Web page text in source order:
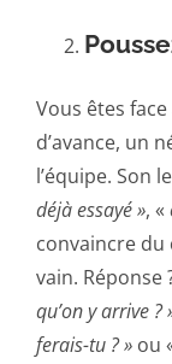
Vous êtes
d’avance, un
l’équipe. Son
déjà essayé », «
convaincre
vain. Réponse
qu’on y arrive
ferais-tu ? » ou